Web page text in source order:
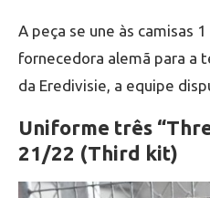
A peça se une às camisas
fornecedora alemã para a
da Eredivisie, a equipe
Uniforme três
21/22 (Third kit)